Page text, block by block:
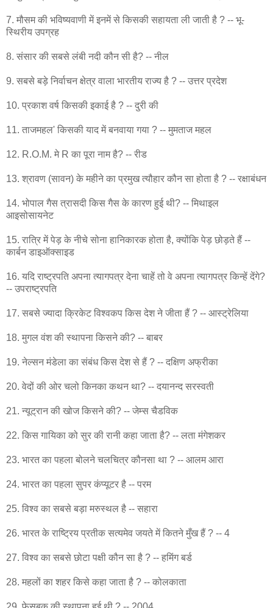
7. मौसम की भविष्यवाणी में इनमें से किसकी सहायता ली जाती है ? -- भू-
स्थिरीय उपग्रह
8. संसार की सबसे लंबी नदी कौन सी है? -- नील
9. सबसे बड़े निर्वाचन क्षेत्र वाला भारतीय राज्य है ? -- उत्तर प्रदेश
10. प्रकाश वर्ष किसकी इकाई है ? -- दुरी की
11. ताजमहल' किसकी याद में बनवाया गया ? -- मुमताज महल
12. R.O.M. मे R का पूरा नाम है? -- रीड
13. श्रावण (सावन) के महीने का प्रमुख त्यौहार कौन सा होता है ? -- रक्षाबंधन
14. भोपाल गैस त्रासदी किस गैस के कारण हुई थी? -- मिथाइल
आइसोसायनेट
15. रात्रि में पेड़ के नीचे सोना हानिकारक होता है, क्योंकि पेड़ छोड़ते हैं --
कार्बन डाइऑक्साइड
16. यदि राष्ट्रपति अपना त्यागपत्र देना चाहें तो वे अपना त्यागपत्र किन्हें देंगे?
-- उपराष्ट्रपति
17. सबसे ज्यादा क्रिकेट विश्वकप किस देश ने जीता हैं ? -- आस्ट्रेलिया
18. मुगल वंश की स्थापना किसने की? -- बाबर
19. नेल्सन मंडेला का संबंध किस देश से हैं ? -- दक्षिण अफ्रीका
20. वेदों की ओर चलो किनका कथन था? -- दयानन्द सरस्वती
21. न्यूट्रान की खोज किसने की? -- जेम्स चैडविक
22. किस गायिका को सुर की रानी कहा जाता है? -- लता मंगेशकर
23. भारत का पहला बोलने चलचित्र कौनसा था ? -- आलम आरा
24. भारत का पहला सुपर कंप्यूटर है -- परम
25. विश्व का सबसे बड़ा मरुस्थल है -- सहारा
26. भारत के राष्ट्रिय प्रतीक सत्यमेव जयते में कितने मुँख हैं ? -- 4
27. विश्व का सबसे छोटा पक्षी कौन सा है ? -- हमिंग बर्ड
28. महलों का शहर किसे कहा जाता है ? -- कोलकाता